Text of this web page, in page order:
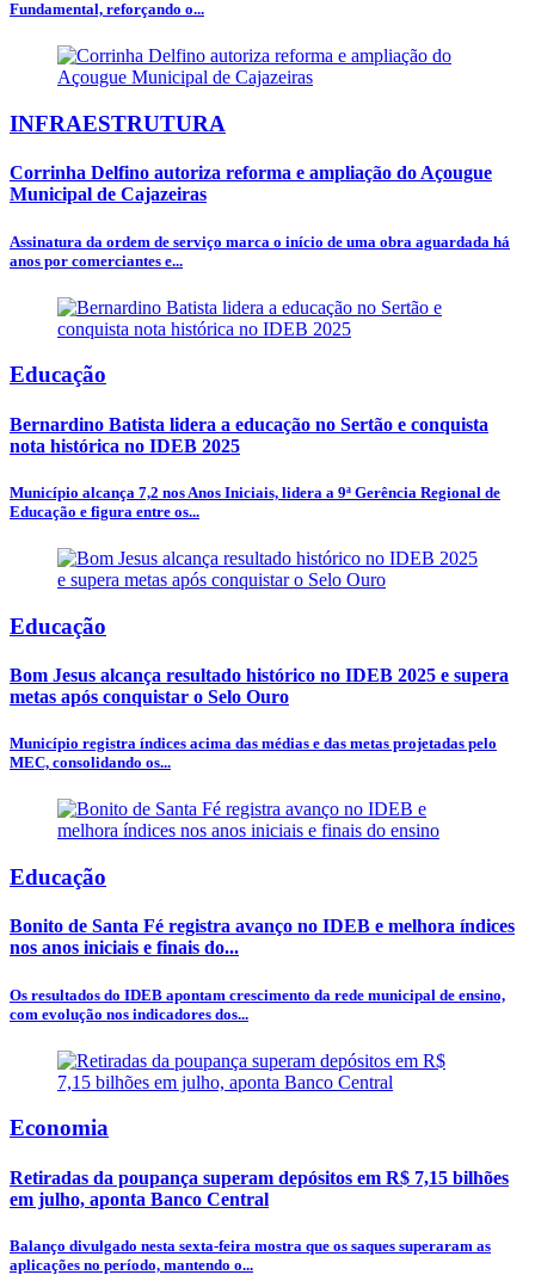
Fundamental, reforçando o...
INFRAESTRUTURA
Corrinha Delfino autoriza reforma e ampliação do Açougue
Municipal de Cajazeiras
Assinatura da ordem de serviço marca o início de uma obra aguardada há
anos por comerciantes e...
Educação
Bernardino Batista lidera a educação no Sertão e conquista
nota histórica no IDEB 2025
Município alcança 7,2 nos Anos Iniciais, lidera a 9ª Gerência Regional de
Educação e figura entre os...
Educação
Bom Jesus alcança resultado histórico no IDEB 2025 e supera
metas após conquistar o Selo Ouro
Município registra índices acima das médias e das metas projetadas pelo
MEC, consolidando os...
Educação
Bonito de Santa Fé registra avanço no IDEB e melhora índices
nos anos iniciais e finais do...
Os resultados do IDEB apontam crescimento da rede municipal de ensino,
com evolução nos indicadores dos...
Economia
Retiradas da poupança superam depósitos em R$ 7,15 bilhões
em julho, aponta Banco Central
Balanço divulgado nesta sexta-feira mostra que os saques superaram as
aplicações no período, mantendo o...